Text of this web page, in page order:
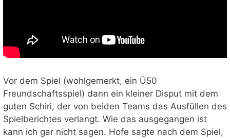
Vor dem Spiel (wohlgemerkt, ein Ü50
Freundschaftsspiel) dann ein kleiner Disput mit dem
guten Schiri, der von beiden Teams das Ausfüllen des
Spielberichtes verlangt. Wie das ausgegangen ist
kann ich gar nicht sagen. Hofe sagte nach dem Spiel,